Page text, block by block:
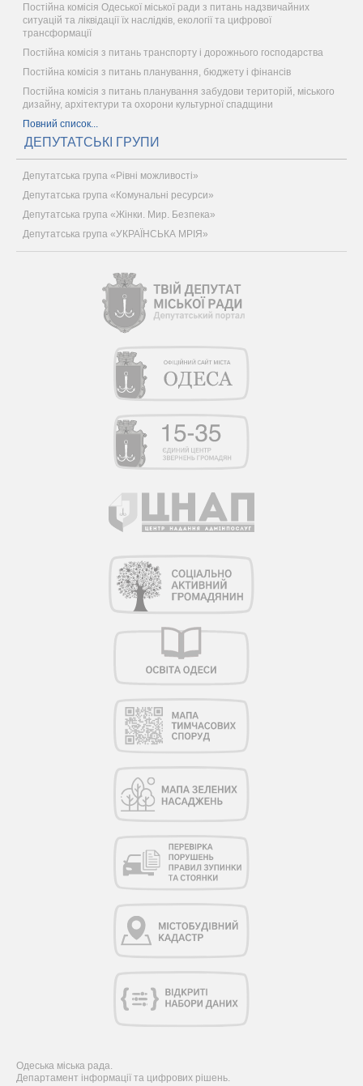
Постійна комісія Одеської міської ради з питань надзвичайних
ситуацій та ліквідації їх наслідків, екології та цифрової
трансформації
Постійна комісія з питань транспорту і дорожнього господарства
Постійна комісія з питань планування, бюджету і фінансів
Постійна комісія з питань планування забудови територій, міського
дизайну, архітектури та охорони культурної спадщини
Повний список...
ДЕПУТАТСЬКІ ГРУПИ
Депутатська група «Рівні можливості»
Депутатська група «Комунальні ресурси»
Депутатська група «Жінки. Мир. Безпека»
Депутатська група «УКРАЇНСЬКА МРІЯ»
Одеська міська рада.
Департамент інформації та цифрових рішень.